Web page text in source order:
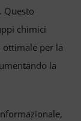
Questo
chimici
ottimale per la
la